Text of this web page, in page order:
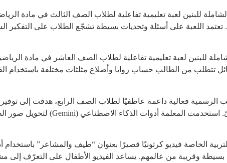
للبنين لعبة تعليمية تفاعلية لطلاب الصف الثالث في مادة
ممتعة ومحفّزة. تعتمد اللعبة على أسئلة وتحديات بسيطة تشجّع الطلاب على
للبنين لعبة تعليمية تفاعلية لطلاب الصف العاشر في مادة
تتطلب من الطالب حساب زوايا وأضلاع مثلثات مختلفة باستخدام
فعالية داعمة عاطفيًا لطلاب الصف الرابع، هدفت إلى
الخاصة فيديو كرتونيًا قصيرًا بعنوان “طيف والمشاعر”
بسيطة وقريبة من عالمهم. يساعد الفيديو الأطفال على التعرّف